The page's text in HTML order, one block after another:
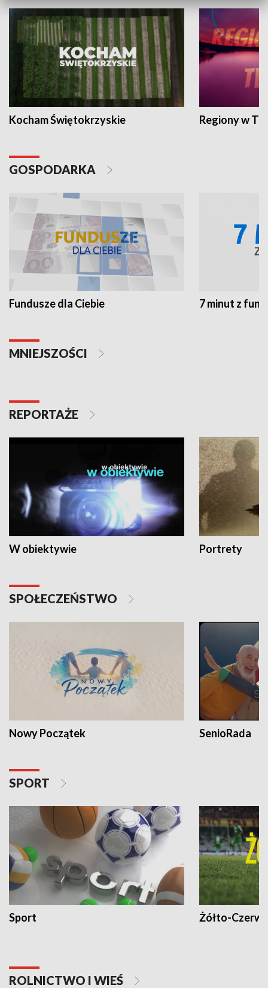
Kocham Świętokrzyskie Regiony w
GOSPODARKA
Fundusze dla Ciebie 7 minut z
MNIEJSZOŚCI
REPORTAŻE
W obiektywie Portrety
SPOŁECZEŃSTWO
Nowy Początek SenioRada
SPORT
Sport Żółto-
ROLNICTWO I WIEŚ